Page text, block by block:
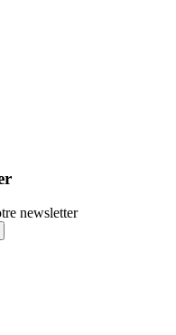
newsletter